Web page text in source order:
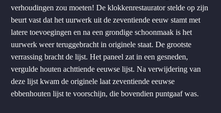
verhoudingen zou moeten! De klokkenrestaurator stelde op zijn
beurt vast dat het uurwerk uit de zeventiende eeuw stamt met
latere toevoegingen en na een grondige schoonmaak is het
uurwerk weer teruggebracht in originele staat. De grootste
verrassing bracht de lijst. Het paneel zat in een gesneden,
vergulde houten achttiende eeuwse lijst. Na verwijdering van
deze lijst kwam de originele laat zeventiende eeuwse
ebbenhouten lijst te voorschijn, die bovendien puntgaaf was.